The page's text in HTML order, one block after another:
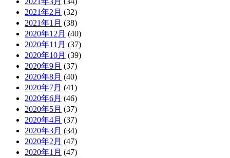
2021年2月 (32)
2021年1月 (38)
2020年12月 (40)
2020年11月 (37)
2020年10月 (39)
2020年9月 (37)
2020年8月 (40)
2020年7月 (41)
2020年6月 (46)
2020年5月 (37)
2020年4月 (37)
2020年3月 (34)
2020年2月 (47)
2020年1月 (47)